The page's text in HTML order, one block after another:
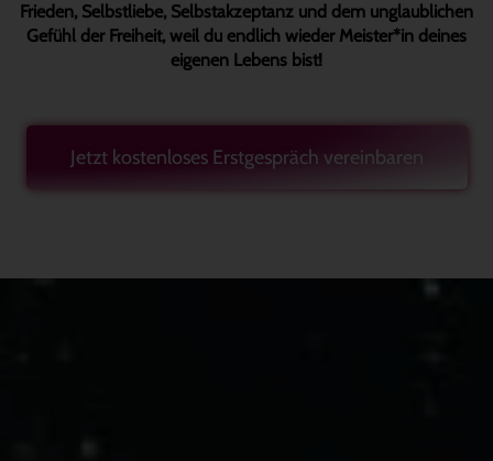
Frieden, Selbstliebe, Selbstakzeptanz und dem unglaublichen
Gefühl der Freiheit, weil du endlich wieder Meister*in deines
eigenen Lebens bist!
Jetzt kostenloses Erstgespräch vereinbaren